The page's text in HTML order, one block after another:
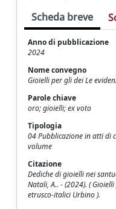
Scheda breve
Anno di pubblicazione
2024
Nome convegno
Gioielli per gli dei Le
Parole chiave
oro; gioielli; ex voto
Tipologia
04 Pubblicazione in atti di
volume
Citazione
Dediche di gioielli nei
Natali, A.. - (2024). (
etrusco-italici Urbino ).